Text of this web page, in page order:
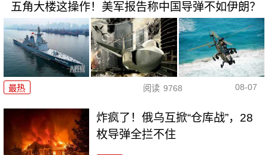
五角大楼这操作！美军报告称中国导弹不如伊朗？
最热 阅读 9768 08-07
炸疯了！俄乌互掀“仓库战”，28
枚导弹全拦不住